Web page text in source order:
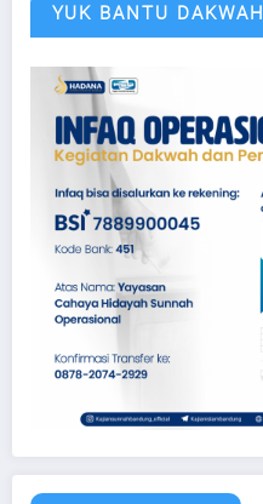
YUK BANTU DAKWAH